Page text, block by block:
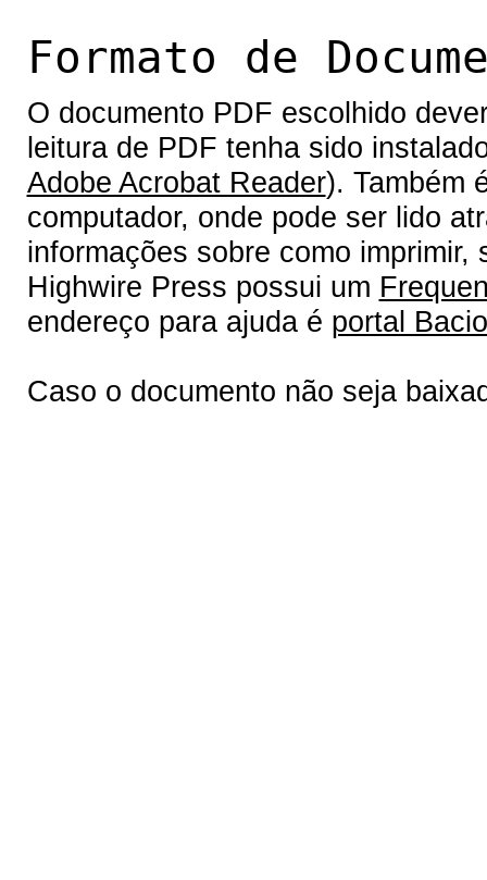
Formato de
O documento PDF escolhido
leitura de PDF tenha sido
Adobe Acrobat Reader). Também
computador, onde pode ser lido
informações sobre como
Highwire Press possui um
endereço para ajuda é portal
Caso o documento não seja